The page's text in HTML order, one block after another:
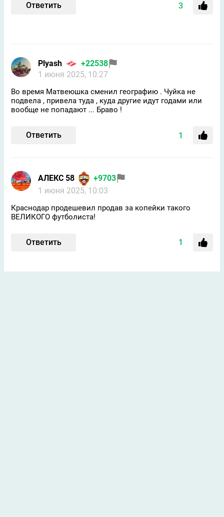
Ответить 3
Plyash
+22538
1 июня 2025, 10:27
Во время Матвеюшка сменил географию . Чуйка не
подвела , привела туда , куда другие идут годами или
вообще не попадают ... Браво !
Ответить 1
АЛЕКС 58
+9703
1 июня 2025, 10:03
Краснодар продешевил продав за копейки такого
ВЕЛИКОГО футболиста!
Ответить 1